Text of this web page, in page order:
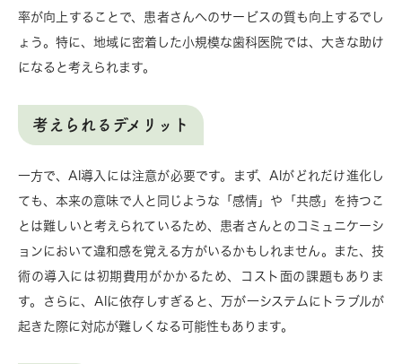
率が向上することで、患者さんへのサービスの質も向上するでし
ょう。特に、地域に密着した小規模な歯科医院では、大きな助け
になると考えられます。
考えられるデメリット
一方で、AI導入には注意が必要です。まず、AIがどれだけ進化し
ても、本来の意味で人と同じような「感情」や「共感」を持つこ
とは難しいと考えられているため、患者さんとのコミュニケーシ
ョンにおいて違和感を覚える方がいるかもしれません。また、技
術の導入には初期費用がかかるため、コスト面の課題もありま
す。さらに、AIに依存しすぎると、万が一システムにトラブルが
起きた際に対応が難しくなる可能性もあります。